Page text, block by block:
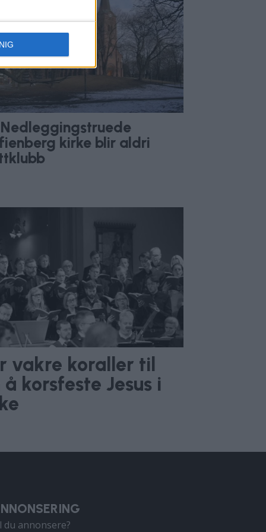
kirke blir aldri
vakre koraller til
korsfeste Jesus i
du annonsere?